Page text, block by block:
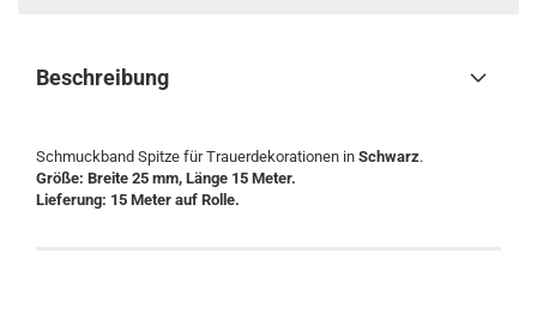
Beschreibung
Schmuckband Spitze für Trauerdekorationen in Schwarz.
Größe: Breite 25 mm, Länge 15 Meter.
Lieferung: 15 Meter auf Rolle.